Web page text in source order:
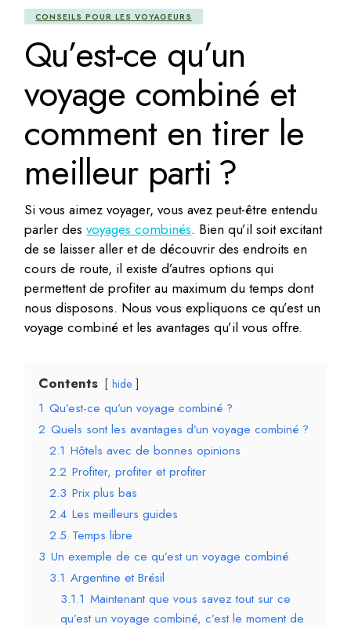
CONSEILS POUR LES VOYAGEURS
Qu’est-ce qu’un
voyage combiné et
comment en tirer le
meilleur parti ?
Si vous aimez voyager, vous avez peut-être entendu
parler desvoyages combinés. Bien qu’il soit excitant
de se laisser aller et de découvrir des endroits en
cours de route, il existe d’autres options qui
permettent de profiter au maximum du temps dont
nous disposons. Nous vous expliquons ce qu’est un
voyage combiné et les avantages qu’il vous offre.
Contents hide
1 Qu’est-ce qu’un voyage combiné ?
2 Quels sont les avantages d’un voyage combiné ?
2.1 Hôtels avec de bonnes opinions
2.2 Profiter, profiter et profiter
2.3 Prix plus bas
2.4 Les meilleurs guides
2.5 Temps libre
3 Un exemple de ce qu’est un voyage combiné
3.1 Argentine et Brésil
3.1.1 Maintenant que vous savez tout sur ce
qu’est un voyage combiné, c’est le moment de